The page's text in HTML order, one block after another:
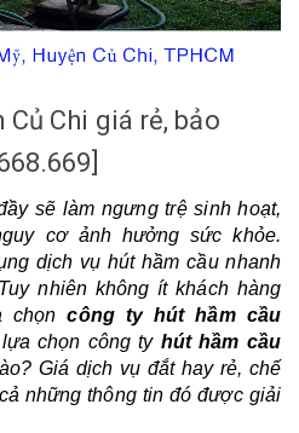
Chi giá rẻ, bảo
sẽ làm ngưng trệ sinh hoạt,
cơ ảnh hưởng sức khỏe.
dịch vụ hút hầm cầu nhanh
nhiên không ít khách hàng
chọn công ty hút hầm cầu
chọn công ty hút hầm cầu
Giá dịch vụ đắt hay rẻ, chế
những thông tin đó được giải